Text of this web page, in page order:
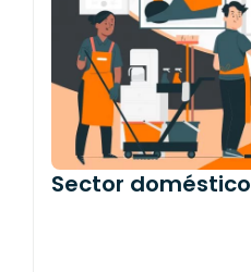
Sector doméstico